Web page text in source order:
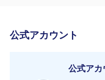
公式アカウント
公式アカ